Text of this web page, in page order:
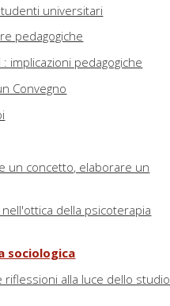
universitari
pedagogiche
implicazioni pedagogiche
Convegno
un concetto, elaborare un
della psicoterapia
sociologica
riflessioni alla luce dello studio